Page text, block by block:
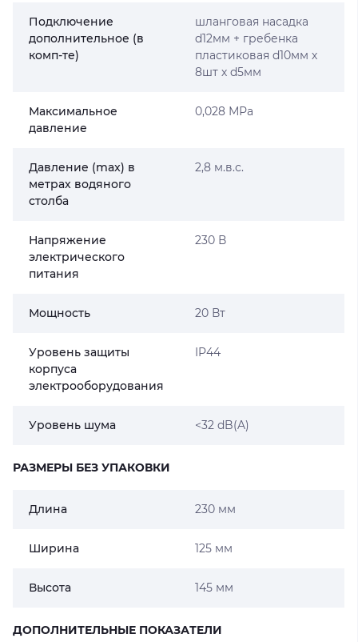
Подключение
дополнительное (в
комп-те)
шланговая насадка
d12мм + гребенка
пластиковая d10мм х
8шт х d5мм
Максимальное
давление
0,028 МРа
Давление (max) в
метрах водяного
столба
2,8 м.в.с.
Напряжение
электрического
питания
230 В
Мощность 20 Вт
Уровень защиты
корпуса
электрооборудования
IP44
Уровень шума <32 dB(A)
РАЗМЕРЫ БЕЗ УПАКОВКИ
Длина 230 мм
Ширина 125 мм
Высота 145 мм
ДОПОЛНИТЕЛЬНЫЕ ПОКАЗАТЕЛИ